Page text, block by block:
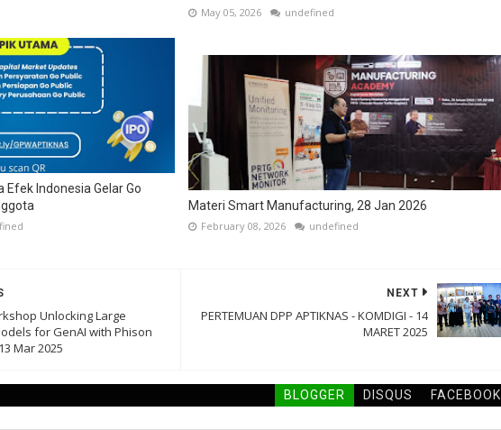
May 05, 2026 undefined
Efek Indonesia Gelar Go
Materi Smart Manufacturing, 28 Jan 2026
February 08, 2026 undefined
NEXT
PERTEMUAN DPP APTIKNAS - KOMDIGI - 14
MARET 2025
Unlocking Large
for GenAI with Phison
Mar 2025
BLOGGER DISQUS FACEBOOK